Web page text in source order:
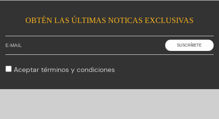
OBTÉN LAS ÚLTIMAS NOTICAS EXCLUSIVAS
Aceptartérminos y condiciones